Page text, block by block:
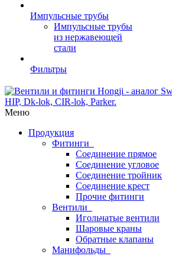
Импульсные трубы
Импульсные трубы
из нержавеющей
стали
Фильтры
Меню
Продукция
Фитинги
Соединение прямое
Соединение угловое
Соединение тройник
Соединение крест
Прочие фитинги
Вентили
Игольчатые вентили
Шаровые краны
Обратные клапаны
Манифольды